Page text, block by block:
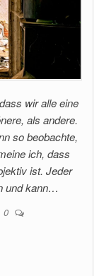
wir alle eine
als andere.
so beobachte,
ich, dass
ist. Jeder
und kann…
0